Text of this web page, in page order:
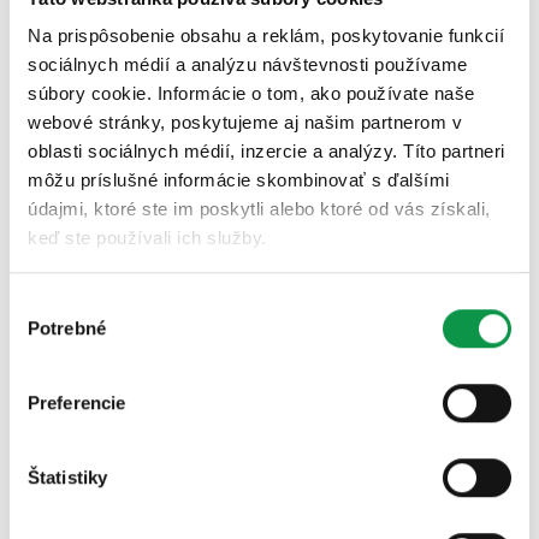
Na prispôsobenie obsahu a reklám, poskytovanie funkcií
sociálnych médií a analýzu návštevnosti používame
súbory cookie. Informácie o tom, ako používate naše
webové stránky, poskytujeme aj našim partnerom v
oblasti sociálnych médií, inzercie a analýzy. Títo partneri
môžu príslušné informácie skombinovať s ďalšími
údajmi, ktoré ste im poskytli alebo ktoré od vás získali,
keď ste používali ich služby.
súhlasu
Potrebné
Preferencie
Štatistiky
Záhradné domčeky
Referencie